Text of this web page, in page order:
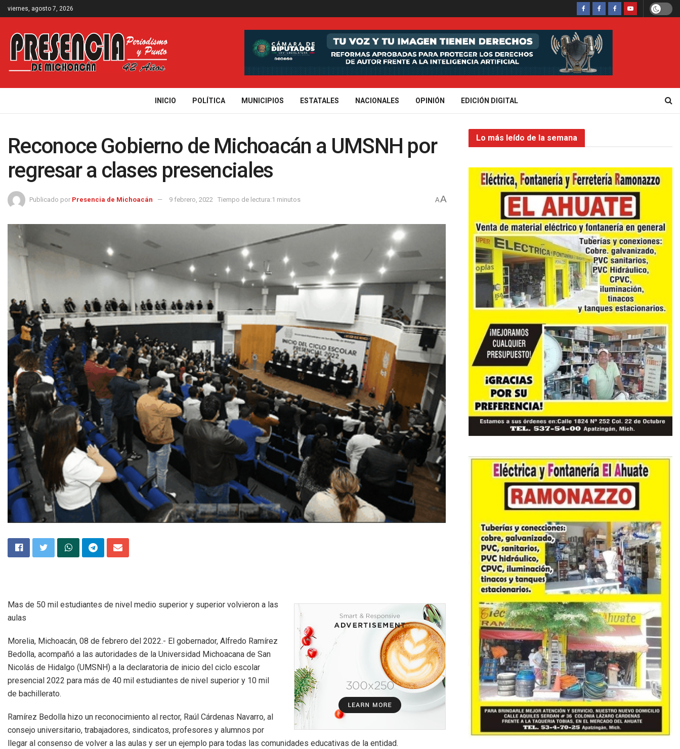
viernes, agosto 7, 2026
INICIO POLÍTICA MUNICIPIOS ESTATALES NACIONALES OPINIÓN EDICIÓN DIGITAL
Reconoce Gobierno de Michoacán a UMSNH por
regresar a clases presenciales
Publicado por Presencia de Michoacán 9 febrero, 2022 Tiempo de lectura:1 minutos AA
Mas de 50 mil estudiantes de nivel medio superior y superior volvieron a las
aulas
Morelia, Michoacán, 08 de febrero del 2022.- El gobernador, Alfredo Ramírez
Bedolla, acompañó a las autoridades de la Universidad Michoacana de San
Nicolás de Hidalgo (UMSNH) a la declaratoria de inicio del ciclo escolar
presencial 2022 para más de 40 mil estudiantes de nivel superior y 10 mil
de bachillerato.
Ramírez Bedolla hizo un reconocimiento al rector, Raúl Cárdenas Navarro, al
consejo universitario, trabajadores, sindicatos, profesores y alumnos por
llegar al consenso de volver a las aulas y ser un ejemplo para todas las comunidades educativas de la entidad.
Lo más leído de la semana